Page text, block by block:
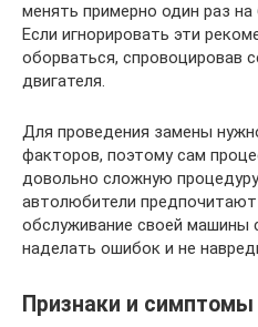
менять примерно один раз
Если игнорировать эти
оборваться, спровоцировав
двигателя.
Для проведения замены
факторов, поэтому сам
довольно сложную
автолюбители
обслуживание своей машины
наделать ошибок и не
Признаки и симптомы